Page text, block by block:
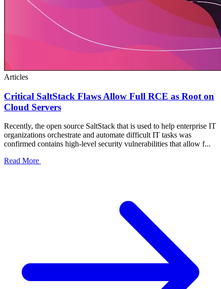
Articles
Critical SaltStack Flaws Allow Full RCE as Root on
Cloud Servers
Recently, the open source SaltStack that is used to help enterprise IT
organizations orchestrate and automate difficult IT tasks was
confirmed contains high-level security vulnerabilities that allow f...
Read More